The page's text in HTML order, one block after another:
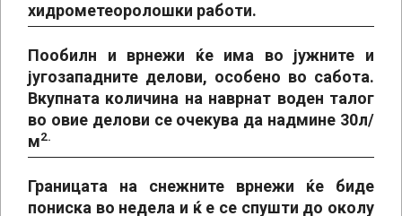
хидрометеоролошки работи.
Пообилн и врнежи ќе има во јужните и
југозападните делови, особено во сабота.
Вкупната количина на наврнат воден талог
во овие делови се очекува да надмине 30л/
м2.
Границата на снежните врнежи ќе биде
пониска во недела и ќ е се спушти до околу